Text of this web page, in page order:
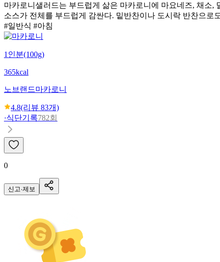
마카로니샐러드는 부드럽게 삶은 마카로니에 마요네즈, 채소
소스가 전체를 부드럽게 감싼다. 밑반찬이나 도시락 반찬으로
#일반식 #아침
1인분(100g)
365kcal
노브랜드마카로니
4.8(리뷰 83개)
·식단기록782회
0
신고·제보